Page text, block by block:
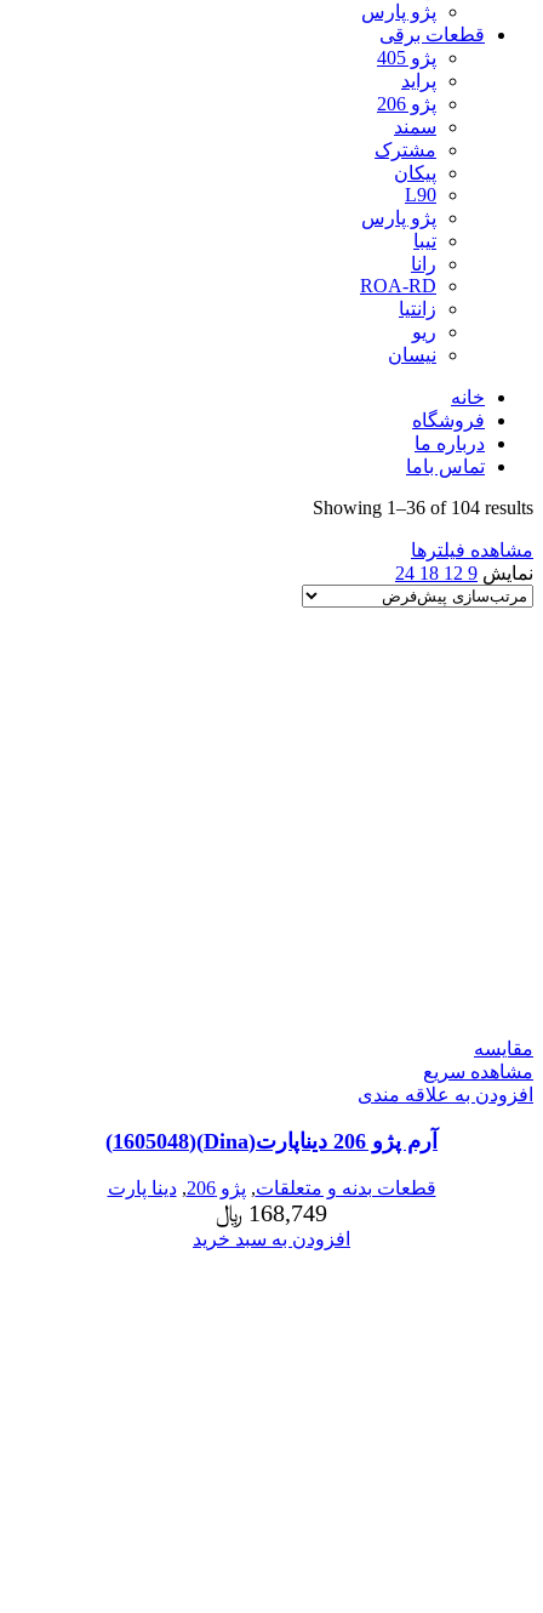
پژو پارس
قطعات برقی
پژو 405
پراید
پژو 206
سمند
مشترک
پیکان
L90
پژو پارس
تیبا
رانا
ROA-RD
زانتیا
ریو
نیسان
خانه
فروشگاه
درباره ما
تماس باما
Showing 1–36 of 104 results
مشاهده فیلترها
نمایش 9
12
18
24
مقایسه
مشاهده سریع
افزودن به علاقه مندی
آرم پژو 206 دیناپارت(Dina)(1605048)
قطعات بدنه و متعلقات, پژو 206 ,دینا پارت
168,749 ﷼
افزودن به سبد خرید